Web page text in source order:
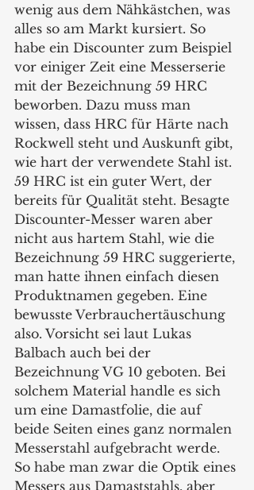
wenig aus dem Nähkästchen, was
alles so am Markt kursiert. So
habe ein Discounter zum Beispiel
vor einiger Zeit eine Messerserie
mit der Bezeichnung 59 HRC
beworben. Dazu muss man
wissen, dass HRC für Härte nach
Rockwell steht und Auskunft gibt,
wie hart der verwendete Stahl ist.
59 HRC ist ein guter Wert, der
bereits für Qualität steht. Besagte
Discounter-Messer waren aber
nicht aus hartem Stahl, wie die
Bezeichnung 59 HRC suggerierte,
man hatte ihnen einfach diesen
Produktnamen gegeben. Eine
bewusste Verbrauchertäuschung
also. Vorsicht sei laut Lukas
Balbach auch bei der
Bezeichnung VG 10 geboten. Bei
solchem Material handle es sich
um eine Damastfolie, die auf
beide Seiten eines ganz normalen
Messerstahl aufgebracht werde.
So habe man zwar die Optik eines
Messers aus Damaststahls, aber